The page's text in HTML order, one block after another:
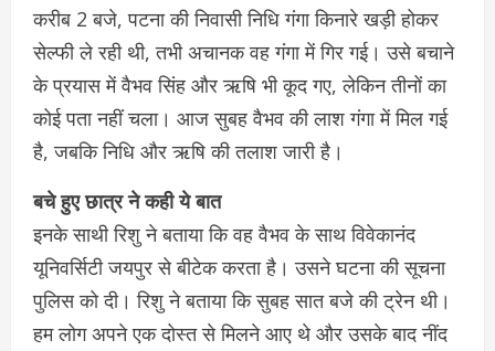
करीब 2 बजे, पटना की निवासी निधि गंगा किनारे खड़ी होकर
सेल्फी ले रही थी, तभी अचानक वह गंगा में गिर गई। उसे बचाने
के प्रयास में वैभव सिंह और ऋषि भी कूद गए, लेकिन तीनों का
कोई पता नहीं चला। आज सुबह वैभव की लाश गंगा में मिल गई
है, जबकि निधि और ऋषि की तलाश जारी है।
बचे हुए छात्र ने कही ये बात
इनके साथी रिशु ने बताया कि वह वैभव के साथ विवेकानंद
यूनिवर्सिटी जयपुर से बीटेक करता है। उसने घटना की सूचना
पुलिस को दी। रिशु ने बताया कि सुबह सात बजे की ट्रेन थी।
हम लोग अपने एक दोस्त से मिलने आए थे और उसके बाद नींद